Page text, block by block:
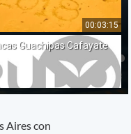
Aires con